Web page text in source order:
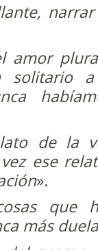
amor
solitario
de la
ese
».
que
más